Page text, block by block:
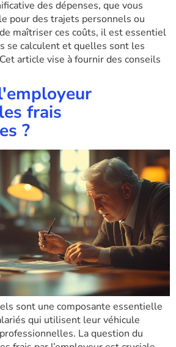
des dépenses, que vous
pour des trajets personnels ou
maîtriser ces coûts, il est essentiel
se calculent et quelles sont les
article vise à fournir des conseils
frais
?
sont une composante essentielle
qui utilisent leur véhicule
La question du